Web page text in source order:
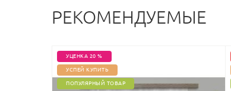
РЕКОМЕНДУЕМЫЕ
УЦЕНКА 20 %
УСПЕЙ КУПИТЬ
ПОПУЛЯРНЫЙ ТОВАР